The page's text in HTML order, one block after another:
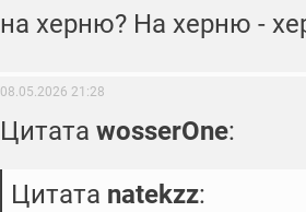
на херню? На херню -
08.05.2026 21:28
Цитата wosserOne:
Цитата natekzz: